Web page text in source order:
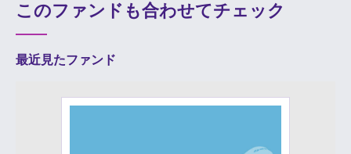
このファンドも合わせてチェック
最近見たファンド